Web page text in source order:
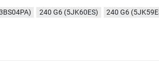
240 G6 (5JK60ES) 240 G6